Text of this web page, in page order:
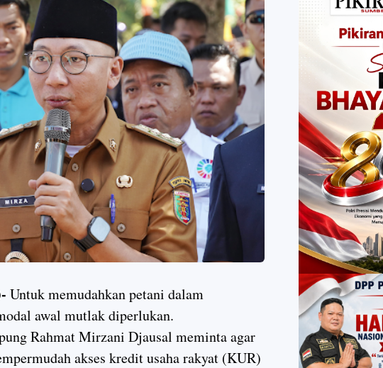
Untuk memudahkan petani dalam
awal mutlak diperlukan.
Rahmat Mirzani Djausal meminta agar
akses kredit usaha rakyat (KUR)